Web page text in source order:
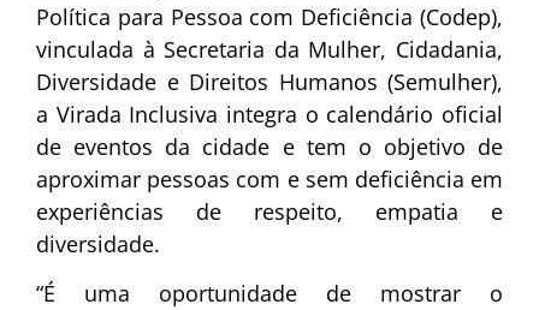
Política para Pessoa com Deficiência (Codep),
vinculada à Secretaria da Mulher, Cidadania,
Diversidade e Direitos Humanos (Semulher),
a Virada Inclusiva integra o calendário oficial
de eventos da cidade e tem o objetivo de
aproximar pessoas com e sem deficiência em
experiências de respeito, empatia e
diversidade.
“É uma oportunidade de mostrar o